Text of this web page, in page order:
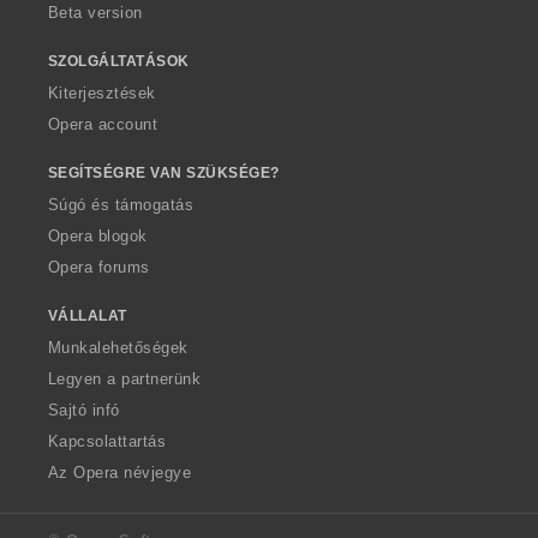
Beta version
SZOLGÁLTATÁSOK
Kiterjesztések
Opera account
SEGÍTSÉGRE VAN SZÜKSÉGE?
Súgó és támogatás
Opera blogok
Opera forums
VÁLLALAT
Munkalehetőségek
Legyen a partnerünk
Sajtó infó
Kapcsolattartás
Az Opera névjegye